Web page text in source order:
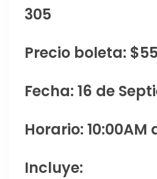
305
Precio boleta:
Fecha: 16 de
Horario: 10:00AM
Incluye: